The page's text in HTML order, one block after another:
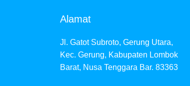
Alamat
Jl. Gatot Subroto, Gerung Utara,
Kec. Gerung, Kabupaten Lombok
Barat, Nusa Tenggara Bar. 83363